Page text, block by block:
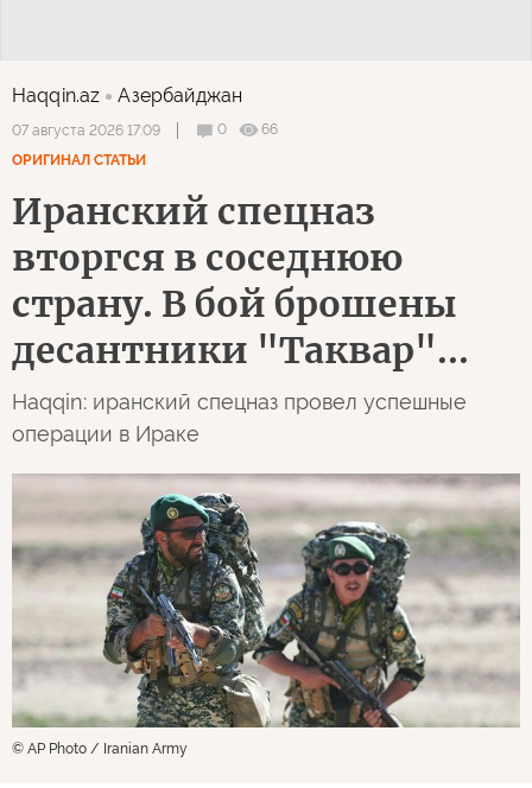
Haqqin.az Азербайджан
07 августа 2026 17:09 0
66
ОРИГИНАЛ СТАТЬИ
Иранский спецназ
вторгся в соседнюю
страну. В бой брошены
десантники "Таквар"...
Haqqin: иранский спецназ провел успешные
операции в Ираке
© AP Photo / Iranian Army